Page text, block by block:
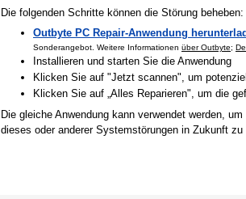
Die folgenden Schritte können die Störung beheben:
Outbyte PC Repair-Anwendung
Sonderangebot. Weitere Informationen über Outbyte;
Installieren und starten Sie die Anwendung
Klicken Sie auf "Jetzt scannen", um
Klicken Sie auf „Alles Reparieren", um die
Die gleiche Anwendung kann verwendet werden,
dieses oder anderer Systemstörungen in Zukunft zu